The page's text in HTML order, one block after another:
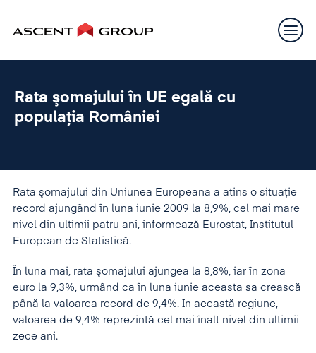
Rata şomajului în UE egală cu
populaţia României
Rata şomajului din Uniunea Europeana a atins o situaţie
record ajungând în luna iunie 2009 la 8,9%, cel mai mare
nivel din ultimii patru ani, informează Eurostat, Institutul
European de Statistică.
În luna mai, rata şomajului ajungea la 8,8%, iar în zona
euro la 9,3%, urmând ca în luna iunie aceasta sa crească
până la valoarea record de 9,4%. In această regiune,
valoarea de 9,4% reprezintă cel mai înalt nivel din ultimii
zece ani.